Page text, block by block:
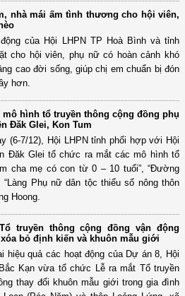
nhà mái ấm tình thương cho hội viên,
của Hội LHPN TP Hoà Bình và tỉnh
cho hội viên, phụ nữ có hoàn cảnh khó
cao đời sống, giúp chị em chuẩn bị đón
hơn.
mô hình tổ truyền thông cộng đồng phụ
Đăk Glei, Kon Tum
(6-7/12), Hội LHPN tỉnh phối hợp với Hội
Đăk Glei tổ chức ra mắt các mô hình tổ
cha mẹ có con từ 0 – 10 tuổi”, “Đường
“Làng Phụ nữ dân tộc thiểu số nông thôn
Hoong.
truyền thông cộng đồng vận động
bỏ định kiến và khuôn mẫu giới
hiệu quả các hoạt động của Dự án 8, Hội
Kạn vừa tổ chức Lễ ra mắt Tổ truyền
thay đổi khuôn mẫu giới trong gia đình